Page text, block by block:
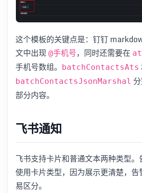
这个模板的关键点是：钉钉
文中出现 @手机号，同时还需要在
手机号数组。
batchContactsAts
batchContactsJsonMarshal
部分内容。
飞书通知
飞书支持卡片和普通文本两种类型
使用卡片类型，因为展示更清楚，
易区分。